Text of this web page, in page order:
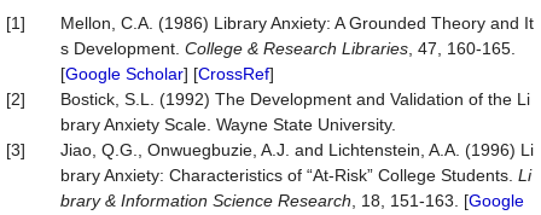
[1]
Mellon, C.A. (1986) Library Anxiety: A Grounded Theory and It
s Development. College & Research Libraries , 47, 160-165.
[Google Scholar] [CrossRef]
[2]
Bostick, S.L. (1992) The Development and Validation of the Li
brary Anxiety Scale. Wayne State University.
[3]
Jiao, Q.G., Onwuegbuzie, A.J. and Lichtenstein, A.A. (1996) Li
brary Anxiety: Characteristics of “At-Risk” College Students. Li
brary & Information Science Research , 18, 151-163. [Google